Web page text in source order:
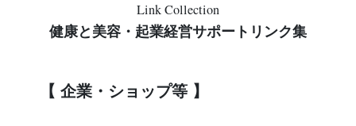
Link Collection
健康と美容・起業経営サポートリンク集
企業・ショップ等